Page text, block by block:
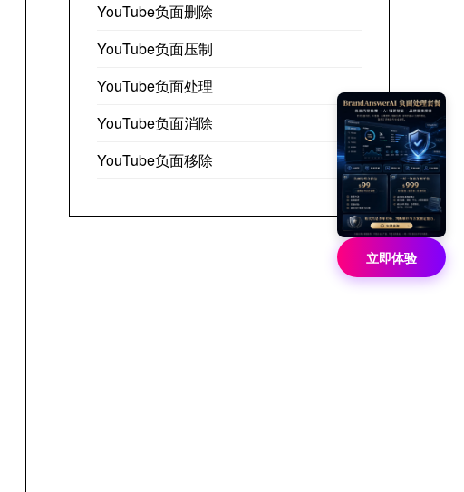
YouTube负面删除
YouTube负面压制
YouTube负面处理
YouTube负面消除
YouTube负面移除
立即体验